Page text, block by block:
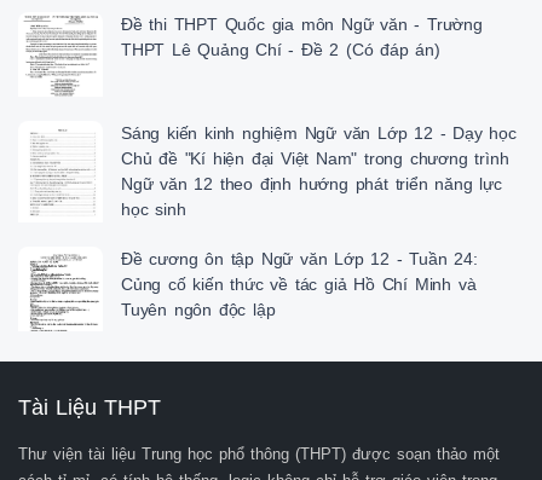
d. Là phần thông báo không được diễn đạt trực tiếp bằng từ
ngữ trong câu nói.
Câu hỏi 2: Khi nào thì người nói (người viết) có thể sử dụng
hàm ý?
b. Khi thấy không cần thiết phải cho người nghe (người đọc)
hiểu được hết ý của mình.
c. Khi không muốn thể hiện trực tiếp cái ý của mình nhưng biết
người nghe (người đọc) có năng lực giải đoán được điều đó.
mình thông báo.
Câu hỏi 3: Cho câu hỏi: “Cậu có thích truyện Chí Phèo của
Nam Cao không?”
b. Ai mà chẳng thích. - B3: HS báo cáo kết quả
Đề thi THPT Quốc gia môn Ngữ văn - Trường
THPT Lê Quảng Chí - Đề 2 (Có đáp án)
Sáng kiến kinh nghiệm Ngữ văn Lớp 12 - Dạy học
Chủ đề "Kí hiện đại Việt Nam" trong chương trình
Ngữ văn 12 theo định hướng phát triển năng lực
học sinh
Đề cương ôn tập Ngữ văn Lớp 12 - Tuần 24:
Củng cố kiến thức về tác giả Hồ Chí Minh và
Tuyên ngôn độc lập
Tài Liệu THPT
Thư viện tài liệu Trung học phổ thông (THPT) được soạn thảo một